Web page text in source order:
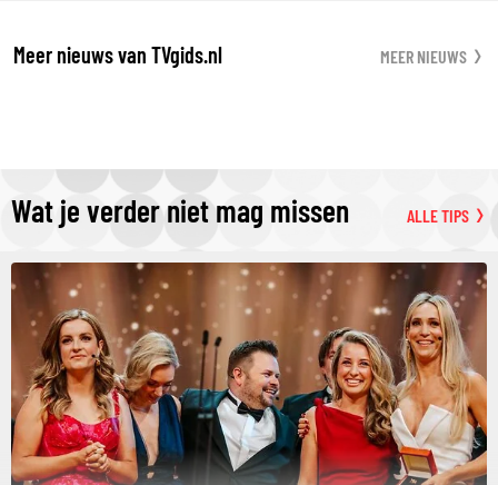
Meer nieuws van TVgids.nl MEER NIEUWS
Wat je verder niet mag missen ALLE TIPS